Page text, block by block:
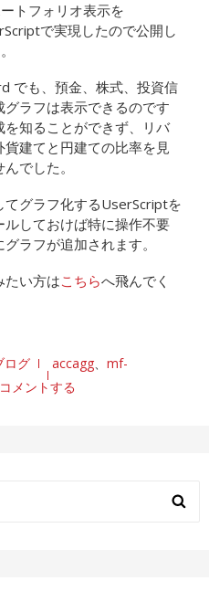
トフォリオ表示を
で実現したので公開し
でも、預金、株式、投資信
ラフは表示できるのです
知ることができず、リバ
建てと円建ての比率を見
でした。
グラフ化するUserScriptを
しておけば特に操作不要
ラフが追加されます。
たい方はこちらへ飛んでく
ログ accagg、 mf-
コメントする